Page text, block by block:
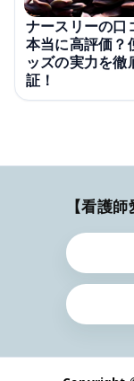
ナースリーの口
本当に高評価？
ッズの実力を徹
証！